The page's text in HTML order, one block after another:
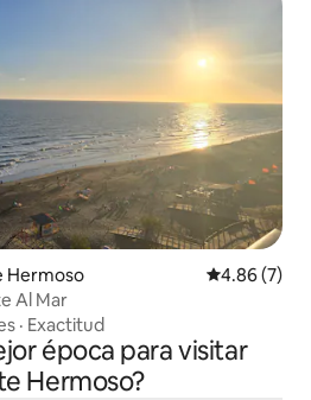
Hermoso Calificación
4.86 (7)
Al Mar
· Exactitud
época para visitar
Hermoso?